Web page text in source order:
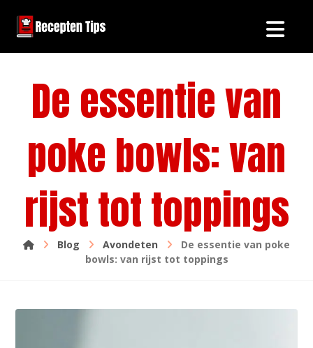
De essentie van
poke bowls: van
rijst tot toppings
Blog Avondeten
De essentie van poke
bowls: van rijst tot toppings